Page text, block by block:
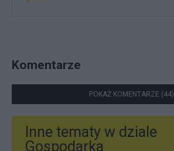
Komentarze
POKAŻ KOMENTARZE (44)
Inne tematy w dziale
Gospodarka